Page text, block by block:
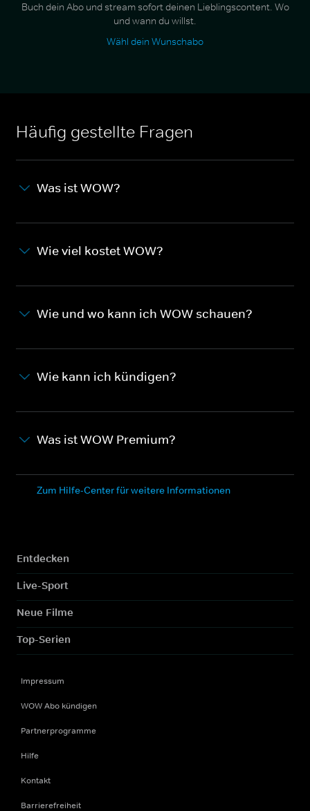
Buch dein Abo und stream sofort deinen Lieblingscontent. Wo
und wann du willst.
Wähl dein Wunschabo
Häufig gestellte Fragen
Was ist WOW?
Wie viel kostet WOW?
Wie und wo kann ich WOW schauen?
Wie kann ich kündigen?
Was ist WOW Premium?
Zum Hilfe-Center für weitere Informationen
Entdecken
Live-Sport
Neue Filme
Top-Serien
Impressum
WOW Abo kündigen
Partnerprogramme
Hilfe
Kontakt
Barrierefreiheit